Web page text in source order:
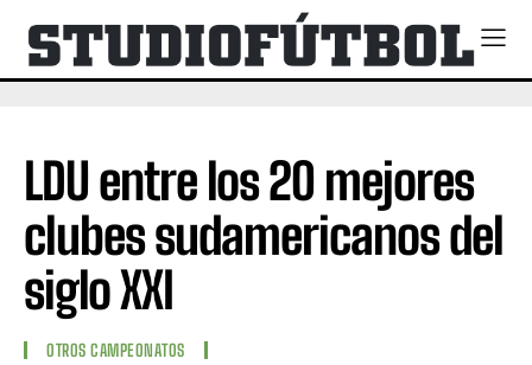
LDU entre los 20 mejores
clubes sudamericanos del
siglo XXI
OTROS CAMPEONATOS